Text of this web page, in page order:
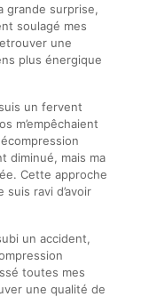
grande surprise,
soulagé mes
une
plus énergique
un fervent
m’empêchaient
diminué, mais ma
Cette approche
ravi d’avoir
un accident,
toutes mes
une qualité de